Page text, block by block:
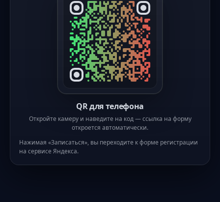
QR для телефона
Откройте камеру и наведите на код — ссылка на форму
откроется автоматически.
Нажимая «Записаться», вы переходите к форме регистрации
на сервисе Яндекса.